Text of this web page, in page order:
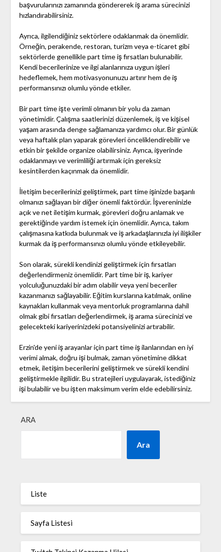
başvurularınızı zamanında göndererek iş arama sürecinizi
hızlandırabilirsiniz.
Ayrıca, ilgilendiğiniz sektörlere odaklanmak da önemlidir.
Örneğin, perakende, restoran, turizm veya e-ticaret gibi
sektörlerde genellikle part time iş fırsatları bulunabilir.
Kendi becerilerinize ve ilgi alanlarınıza uygun işleri
hedeflemek, hem motivasyonunuzu artırır hem de iş
performansınızı olumlu yönde etkiler.
Bir part time işte verimli olmanın bir yolu da zaman
yönetimidir. Çalışma saatlerinizi düzenlemek, iş ve kişisel
yaşam arasında denge sağlamanıza yardımcı olur. Bir günlük
veya haftalık plan yaparak görevleri önceliklendirebilir ve
etkin bir şekilde organize olabilirsiniz. Ayrıca, işyerinde
odaklanmayı ve verimliliği artırmak için gereksiz
kesintilerden kaçınmak da önemlidir.
İletişim becerilerinizi geliştirmek, part time işinizde başarılı
olmanızı sağlayan bir diğer önemli faktördür. İşvereninizle
açık ve net iletişim kurmak, görevleri doğru anlamak ve
gerektiğinde yardım istemek için önemlidir. Ayrıca, takım
çalışmasına katkıda bulunmak ve iş arkadaşlarınızla iyi ilişkiler
kurmak da iş performansınızı olumlu yönde etkileyebilir.
Son olarak, sürekli kendinizi geliştirmek için fırsatları
değerlendirmeniz önemlidir. Part time bir iş, kariyer
yolculuğunuzdaki bir adım olabilir veya yeni beceriler
kazanmanızı sağlayabilir. Eğitim kurslarına katılmak, online
kaynakları kullanmak veya mentorluk programlarına dahil
olmak gibi fırsatları değerlendirmek, iş arama sürecinizi ve
gelecekteki kariyerinizdeki potansiyelinizi artırabilir.
Erzin'de yeni iş arayanlar için part time iş ilanlarından en iyi
verimi almak, doğru işi bulmak, zaman yönetimine dikkat
etmek, iletişim becerilerini geliştirmek ve sürekli kendini
geliştirmekle ilgilidir. Bu stratejileri uygulayarak, istediğiniz
işi bulabilir ve bu işten maksimum verim elde edebilirsiniz.
ARA
Ara
Liste
Sayfa Listesi